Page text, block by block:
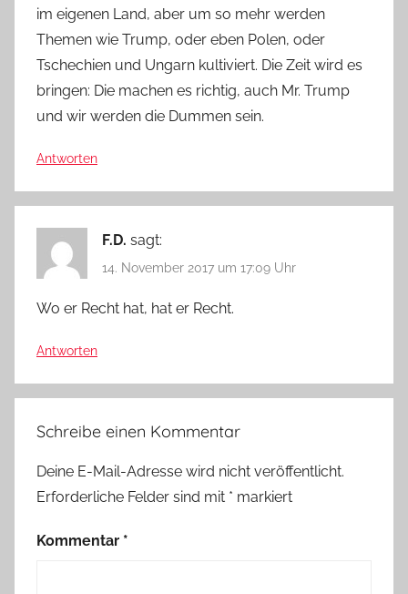
im eigenen Land, aber um so mehr werden
Themen wie Trump, oder eben Polen, oder
Tschechien und Ungarn kultiviert. Die Zeit wird es
bringen: Die machen es richtig, auch Mr. Trump
und wir werden die Dummen sein.
Antworten
F.D. sagt:
14. November 2017 um 17:09 Uhr
Wo er Recht hat, hat er Recht.
Antworten
Schreibe einen Kommentar
Deine E-Mail-Adresse wird nicht veröffentlicht.
Erforderliche Felder sind mit * markiert
Kommentar *